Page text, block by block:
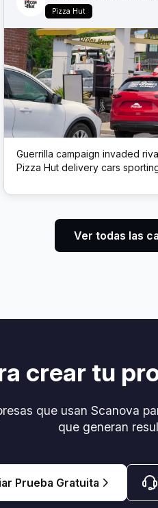
Pizza Hut
Guerrilla campaign invaded
Pizza Hut delivery cars
a free Cheeseburger Melt +
Ver todas las
crear tu
que usan Scanova
que generan
Prueba Gratuita